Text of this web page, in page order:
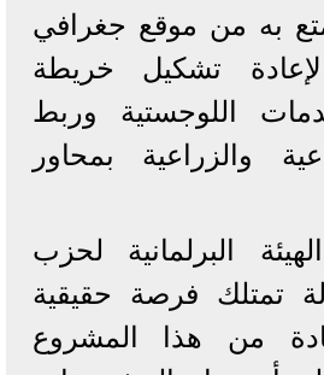
به من موقع جغرافي
تشكيل خريطة
اللوجستية وربط
والزراعية بمحاور
البرلمانية لحزب
تمتلك فرصة حقيقية
من هذا المشروع